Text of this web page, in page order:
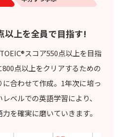
以上を全員で目指す!
スコア550点以上を目指
点以上をクリアするための
合わせて作成。1年次に培っ
ベルでの英語学習により、
を確実に磨いていきます。